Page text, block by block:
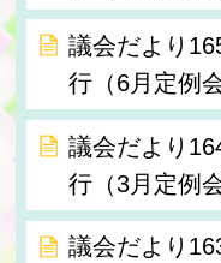
議会だより
行（6月定例会
議会だより
行（3月定例会
議会だより